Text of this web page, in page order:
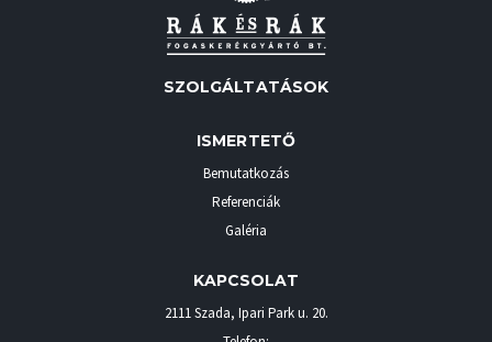
SZOLGÁLTATÁSOK
ISMERTETŐ
Bemutatkozás
Referenciák
Galéria
KAPCSOLAT
2111 Szada, Ipari Park u. 20.